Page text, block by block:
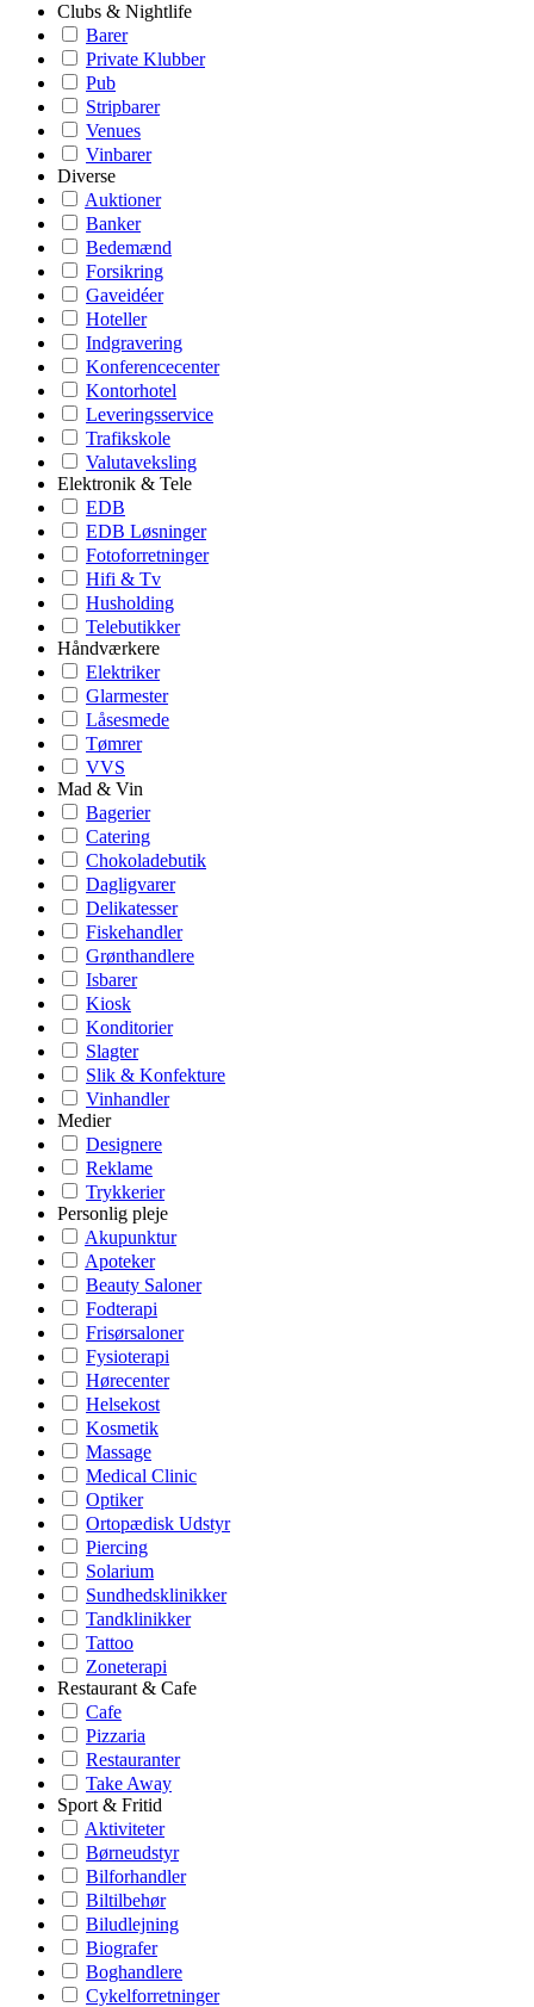
Clubs & Nightlife
Barer
Private Klubber
Pub
Stripbarer
Venues
Vinbarer
Diverse
Auktioner
Banker
Bedemænd
Forsikring
Gaveidéer
Hoteller
Indgravering
Konferencecenter
Kontorhotel
Leveringsservice
Trafikskole
Valutaveksling
Elektronik & Tele
EDB
EDB Løsninger
Fotoforretninger
Hifi & Tv
Husholding
Telebutikker
Håndværkere
Elektriker
Glarmester
Låsesmede
Tømrer
VVS
Mad & Vin
Bagerier
Catering
Chokoladebutik
Dagligvarer
Delikatesser
Fiskehandler
Grønthandlere
Isbarer
Kiosk
Konditorier
Slagter
Slik & Konfekture
Vinhandler
Medier
Designere
Reklame
Trykkerier
Personlig pleje
Akupunktur
Apoteker
Beauty Saloner
Fodterapi
Frisørsaloner
Fysioterapi
Hørecenter
Helsekost
Kosmetik
Massage
Medical Clinic
Optiker
Ortopædisk Udstyr
Piercing
Solarium
Sundhedsklinikker
Tandklinikker
Tattoo
Zoneterapi
Restaurant & Cafe
Cafe
Pizzaria
Restauranter
Take Away
Sport & Fritid
Aktiviteter
Børneudstyr
Bilforhandler
Biltilbehør
Biludlejning
Biografer
Boghandlere
Cykelforretninger